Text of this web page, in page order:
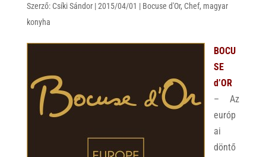
s
A
p
r
b
o
Szerző: Csíki Sándor|2015/04/01 | Bocuse d'Or, Chef, magyar
konyha
BOCU
SE
d’OR
– Az
európ
ai
döntő